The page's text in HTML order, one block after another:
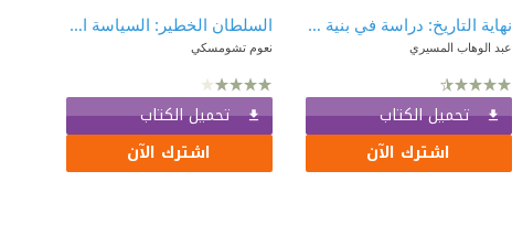
نهاية التاريخ: دراسة في بنية التفكير الصهيوني
عبد الوهاب المسيري
تحميل الكتاب
اشترك الآن
السلطان الخطير: السياسة الخارجية الأميركية في الشرق الأوسط
نعوم تشومسكي
تحميل الكتاب
اشترك الآن